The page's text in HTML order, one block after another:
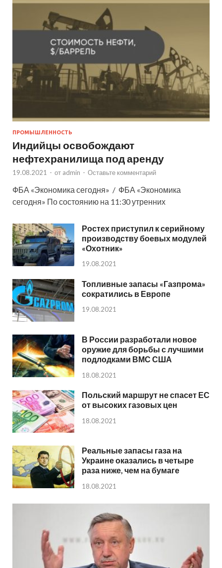
ПРОМЫШЛЕННОСТЬ
Индийцы освобождают
нефтехранилища под аренду
19.08.2021 - от admin - Оставьте комментарий
ФБА «Экономика сегодня» / ФБА «Экономика
сегодня» По состоянию на 11:30 утренних
Ростех приступил к серийному
производству боевых модулей
«Охотник»
19.08.2021
Топливные запасы «Газпрома»
сократились в Европе
19.08.2021
В России разработали новое
оружие для борьбы с лучшими
подлодками ВМС США
18.08.2021
Польский маршрут не спасет ЕС
от высоких газовых цен
18.08.2021
Реальные запасы газа на
Украине оказались в четыре
раза ниже, чем на бумаге
18.08.2021